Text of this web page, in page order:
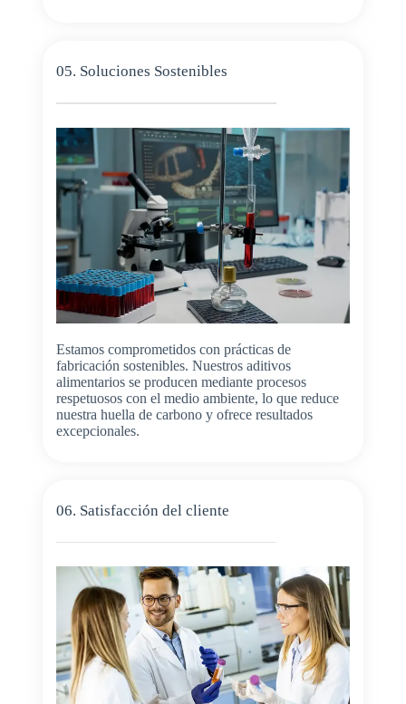
05. Soluciones Sostenibles
Estamos comprometidos con prácticas de
fabricación sostenibles. Nuestros aditivos
alimentarios se producen mediante procesos
respetuosos con el medio ambiente, lo que reduce
nuestra huella de carbono y ofrece resultados
excepcionales.
06. Satisfacción del cliente